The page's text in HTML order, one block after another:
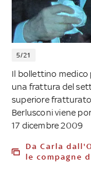
5/21
Il bollettino medico
una frattura del
superiore
Berlusconi viene
17 dicembre 2009
Da Carla dall'Oglio a Marta Fascina, le ex mogli e
le compagne